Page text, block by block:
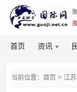
首页 资讯
当前位置：首页 > 江